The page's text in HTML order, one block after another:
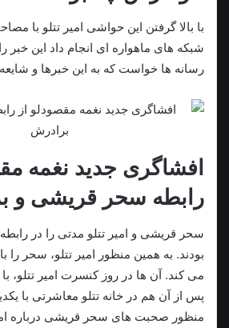
با بالا گرفتن این حواشی امیر تتلو با
شبکه های ماهواره ای انجام داد این خبر
رسانه ها خواست که به این خبرها و شایعه
افشاگری جدید نغمه
رابطه سحر قریشی و
سحر قریشی و امیر تتلو مدتی را در رابطه
بودند. به‌ همین منظور امیر تتلو، سحر را
می‌ کند. آن ها در روز کنسرت امیر تتلو، با
پس از آن هم در خانه تتلو معاشرتی با
منظور صحبت های سحر قریشی درباره